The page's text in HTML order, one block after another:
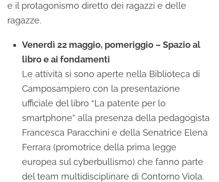
e il protagonismo diretto dei ragazzi e delle
ragazze.
Venerdì 22 maggio, pomeriggio – Spazio al
libro e ai fondamenti
Le attività si sono aperte nella Biblioteca di
Camposampiero con la presentazione
ufficiale del libro “La patente per lo
smartphone” alla presenza della pedagogista
Francesca Paracchini e della Senatrice Elena
Ferrara (promotrice della prima legge
europea sul cyberbullismo) che fanno parte
del team multidisciplinare di Contorno Viola.